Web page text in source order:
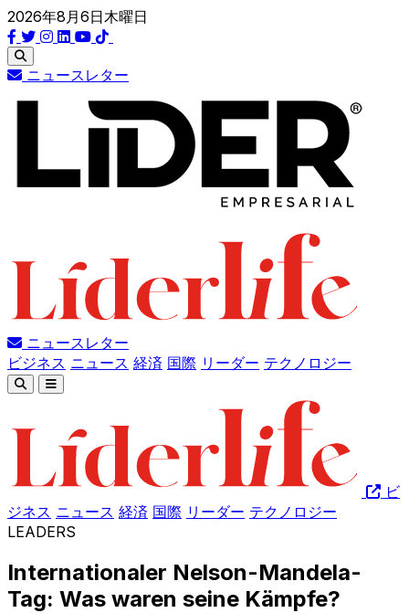
2026年8月6日木曜日
ニュースレター
ニュースレター
ビジネス ニュース 経済 国際 リーダー テクノロジー
ビ
ジネス ニュース 経済 国際 リーダー テクノロジー
LEADERS
Internationaler Nelson-Mandela-
Tag: Was waren seine Kämpfe?